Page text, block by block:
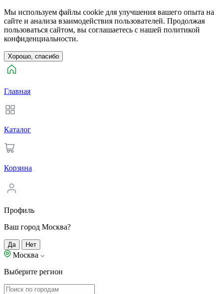
Мы используем файлы cookie для улучшения вашего опыта на
сайте и анализа взаимодействия пользователей. Продолжая
пользоваться сайтом, вы соглашаетесь с нашей политикой
конфиденциальности.
Хорошо, спасибо
Главная
Каталог
Корзина
Профиль
Ваш город Москва?
Да Нет
Москва
Выберите регион